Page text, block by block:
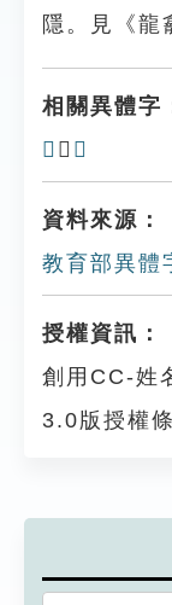
隱。見《龍
相關異體字
𢺾 、 𢻽
資料來源：
教育部異體
授權資訊：
創用CC-姓
3.0版授權